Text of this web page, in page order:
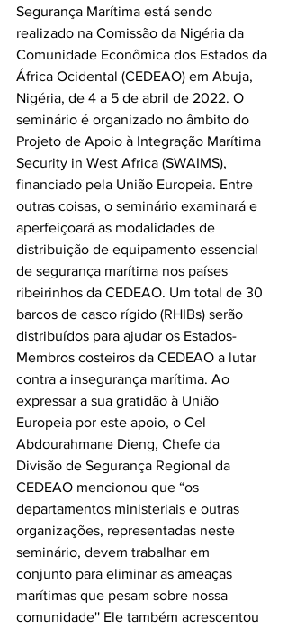
Segurança Marítima está sendo
realizado na Comissão da Nigéria da
Comunidade Econômica dos Estados da
África Ocidental (CEDEAO) em Abuja,
Nigéria, de 4 a 5 de abril de 2022. O
seminário é organizado no âmbito do
Projeto de Apoio à Integração Marítima
Security in West Africa (SWAIMS),
financiado pela União Europeia. Entre
outras coisas, o seminário examinará e
aperfeiçoará as modalidades de
distribuição de equipamento essencial
de segurança marítima nos países
ribeirinhos da CEDEAO. Um total de 30
barcos de casco rígido (RHIBs) serão
distribuídos para ajudar os Estados-
Membros costeiros da CEDEAO a lutar
contra a insegurança marítima. Ao
expressar a sua gratidão à União
Europeia por este apoio, o Cel
Abdourahmane Dieng, Chefe da
Divisão de Segurança Regional da
CEDEAO mencionou que “os
departamentos ministeriais e outras
organizações, representadas neste
seminário, devem trabalhar em
conjunto para eliminar as ameaças
marítimas que pesam sobre nossa
comunidade'' Ele também acrescentou